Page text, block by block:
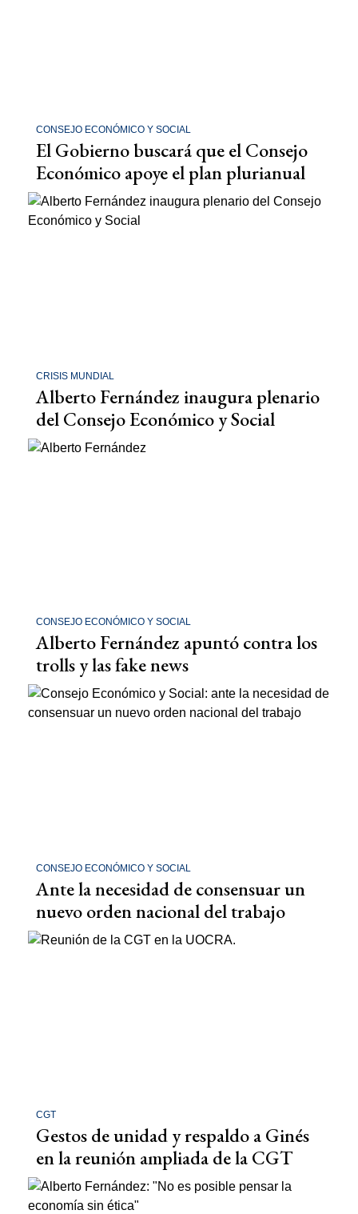
CONSEJO ECONÓMICO Y SOCIAL
El Gobierno buscará que el Consejo
Económico apoye el plan plurianual
CRISIS MUNDIAL
Alberto Fernández inaugura plenario
del Consejo Económico y Social
CONSEJO ECONÓMICO Y SOCIAL
Alberto Fernández apuntó contra los
trolls y las fake news
CONSEJO ECONÓMICO Y SOCIAL
Ante la necesidad de consensuar un
nuevo orden nacional del trabajo
CGT
Gestos de unidad y respaldo a Ginés
en la reunión ampliada de la CGT